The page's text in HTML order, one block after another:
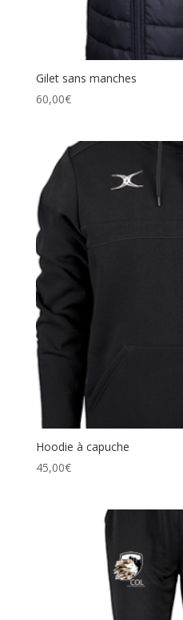
Gilet sans manches
60,00€
Hoodie à capuche
45,00€